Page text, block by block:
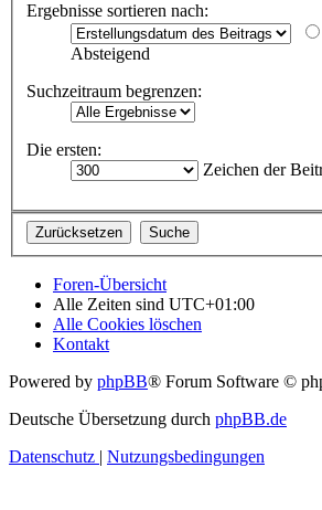
Ergebnisse sortieren nach:
Absteigend
Suchzeitraum begrenzen:
Die ersten:
Zeichen der
Foren-Übersicht
Alle Zeiten sind UTC+01:00
Alle Cookies löschen
Kontakt
Powered by phpBB® Forum Software ©
Deutsche Übersetzung durch phpBB.de
Datenschutz | Nutzungsbedingungen